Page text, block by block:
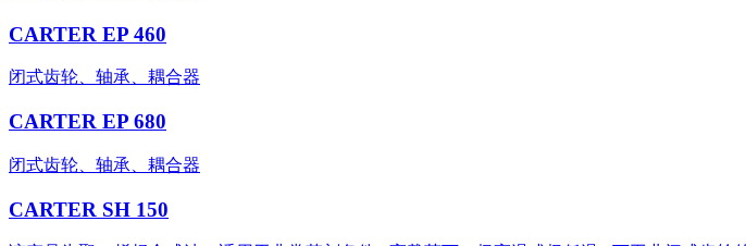
CARTER EP 460
闭式齿轮、轴承、耦合器
CARTER EP 680
闭式齿轮、轴承、耦合器
CARTER SH 150